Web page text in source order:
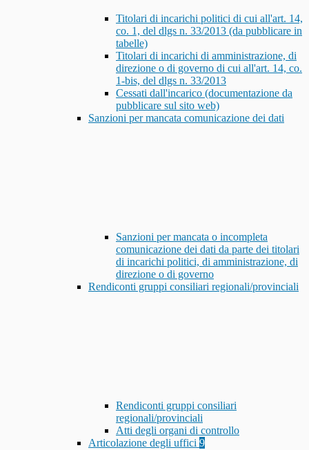
Titolari di incarichi politici di cui all'art. 14,
co. 1, del dlgs n. 33/2013 (da pubblicare in
tabelle)
Titolari di incarichi di amministrazione, di
direzione o di governo di cui all'art. 14, co.
1-bis, del dlgs n. 33/2013
Cessati dall'incarico (documentazione da
pubblicare sul sito web)
Sanzioni per mancata comunicazione dei dati
Sanzioni per mancata o incompleta
comunicazione dei dati da parte dei titolari
di incarichi politici, di amministrazione, di
direzione o di governo
Rendiconti gruppi consiliari regionali/provinciali
Rendiconti gruppi consiliari
regionali/provinciali
Atti degli organi di controllo
Articolazione degli uffici 9